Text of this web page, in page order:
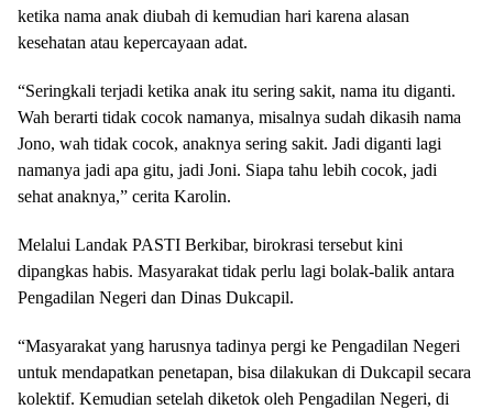
ketika nama anak diubah di kemudian hari karena alasan
kesehatan atau kepercayaan adat.
“Seringkali terjadi ketika anak itu sering sakit, nama itu diganti.
Wah berarti tidak cocok namanya, misalnya sudah dikasih nama
Jono, wah tidak cocok, anaknya sering sakit. Jadi diganti lagi
namanya jadi apa gitu, jadi Joni. Siapa tahu lebih cocok, jadi
sehat anaknya,” cerita Karolin.
Melalui Landak PASTI Berkibar, birokrasi tersebut kini
dipangkas habis. Masyarakat tidak perlu lagi bolak-balik antara
Pengadilan Negeri dan Dinas Dukcapil.
“Masyarakat yang harusnya tadinya pergi ke Pengadilan Negeri
untuk mendapatkan penetapan, bisa dilakukan di Dukcapil secara
kolektif. Kemudian setelah diketok oleh Pengadilan Negeri, di